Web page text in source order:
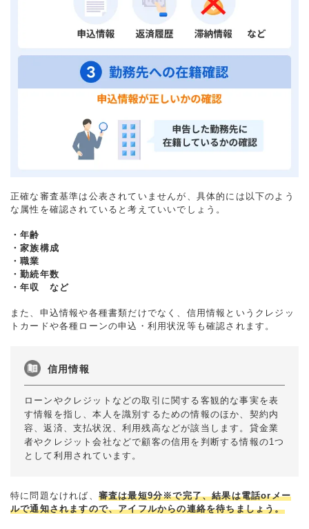
正確な審査基準は公表されていませんが、具体的には以下のよう
な属性を確認されていると考えていいでしょう。
・年齢
・家族構成
・職業
・勤続年数
・年収 など
また、申込情報や各種書類だけでなく、信用情報というクレジッ
トカードや各種ローンの申込・利用状況等も確認されます。
信用情報
ローンやクレジットなどの取引に関する客観的な事実を表
す情報を指し、本人を識別するための情報のほか、契約内
容、返済、支払状況、利用残高などが該当します。貸金業
者やクレジット会社などで顧客の信用を判断する情報の1つ
として利用されています。
特に問題なければ、 審査は最短9分※で完了、結果は電話orメー
ルで通知されますので、アイフルからの連絡を待ちましょう。